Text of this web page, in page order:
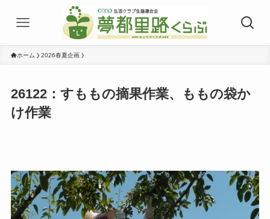
ホーム 2026春夏企画
26122：すももの摘果作業、ももの袋か
け作業